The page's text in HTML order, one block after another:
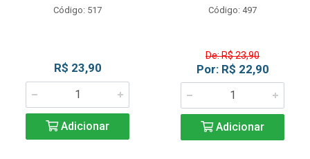
Código: 517
R$ 23,90
Adicionar
Código: 497
De: R$ 23,90
Por: R$ 22,90
Adicionar